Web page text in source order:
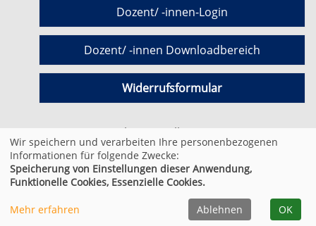
Dozent/ -innen-Login
Dozent/ -innen Downloadbereich
Widerrufsformular
Cookie Einstellungen
© 2026 Kufer Software GmbH
Wir speichern und verarbeiten Ihre personenbezogenen
Informationen für folgende Zwecke:
Speicherung von Einstellungen dieser Anwendung,
Funktionelle Cookies, Essenzielle Cookies.
Mehr erfahren Ablehnen OK